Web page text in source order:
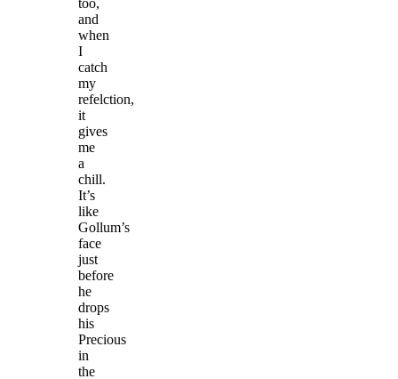
and
when
I
catch
my
refelction,
it
gives
me
a
chill.
It’s
like
Gollum’s
face
just
before
he
drops
his
Precious
in
the